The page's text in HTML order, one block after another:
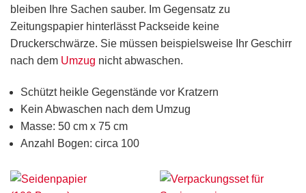
bleiben Ihre Sachen sauber. Im Gegensatz zu
Zeitungspapier hinterlässt Packseide keine
Druckerschwärze. Sie müssen beispielsweise Ihr Geschirr
nach dem Umzug nicht abwaschen.
Schützt heikle Gegenstände vor Kratzern
Kein Abwaschen nach dem Umzug
Masse: 50 cm x 75 cm
Anzahl Bogen: circa 100